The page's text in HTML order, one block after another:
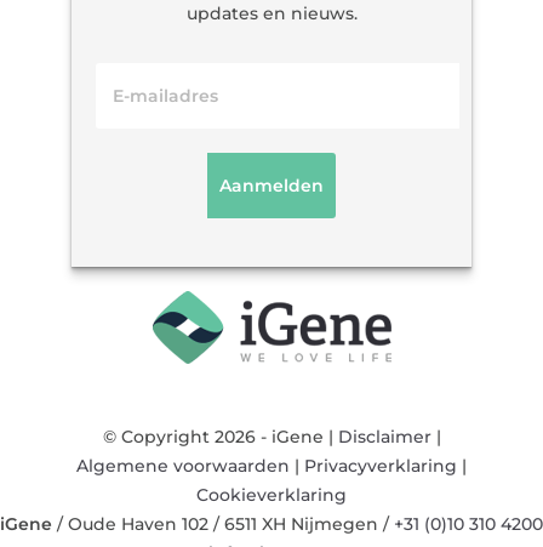
updates en nieuws.
© Copyright 2026 - iGene | Disclaimer|
Algemene voorwaarden | Privacyverklaring |
Cookieverklaring
iGene /Oude Haven 102 /6511 XH Nijmegen / +31 (0)10 310 4200